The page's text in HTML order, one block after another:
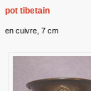
pot tibetain
en cuivre, 7 cm